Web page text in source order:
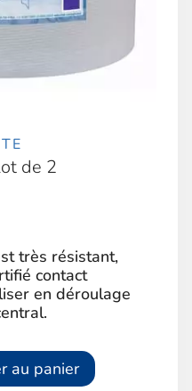
de 2
très résistant,
contact
en déroulage
au panier